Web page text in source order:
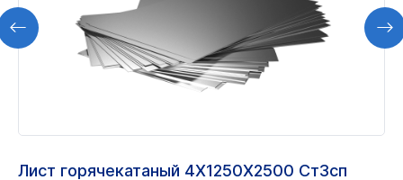
Лист горячекатаный 4Х1250Х2500 Ст3сп